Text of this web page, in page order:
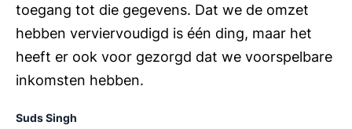
toegang tot die gegevens. Dat we de omzet
hebben verviervoudigd is één ding, maar het
heeft er ook voor gezorgd dat we voorspelbare
inkomsten hebben.
Suds Singh